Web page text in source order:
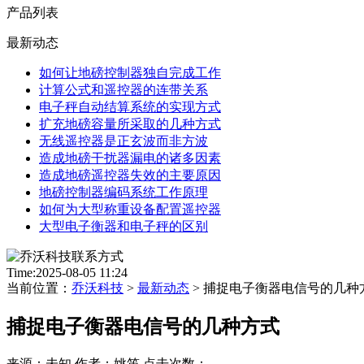
产品列表
最新动态
如何让地磅控制器独自完成工作
计算公式和遥控器的连带关系
电子秤自动结算系统的实现方式
扩充地磅容量所采取的几种方式
无线遥控器是正玄波而非方波
造成地磅干扰器漏电的诸多因素
造成地磅遥控器失效的主要原因
地磅控制器编码系统工作原理
如何为大型称重设备配置遥控器
大型电子衡器和电子秤的区别
Time:2025-08-05 11:24
当前位置： 乔沃科技 > 最新动态 > 捕捉电子衡器电信号的几种
捕捉电子衡器电信号的几种方式